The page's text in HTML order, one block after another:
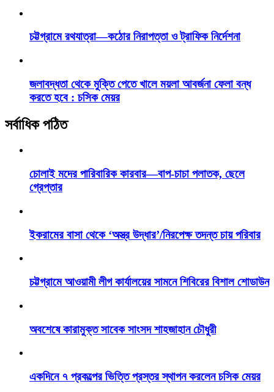
চট্টগ্রামে রথযাত্রা—কঠোর নিরাপত্তা ও ট্রাফিক নির্দেশনা
জলাবদ্ধতা থেকে মুক্তি পেতে খালে ময়লা আবর্জনা ফেলা বন্ধ
করতে হবে : চসিক মেয়র
সর্বাধিক পঠিত
চোলাই মদের পারিবারিক কারবার—বাপ-চাচা পলাতক, ছেলে
গ্রেপ্তার
ইকরামের বাসা থেকে ‘অস্ত্র উদ্ধার’/নিরপেক্ষ তদন্ত চায় পরিবার
চট্টগ্রামে আওয়ামী লীগ কার্যালয়ের সামনে শিবিরের বিশাল শোডাউন
অবশেষে কারামুক্ত সাবেক সাংসদ শাহজাহান চৌধুরী
একদিনে ৭ প্রকল্পের ভিত্তি প্রস্তর স্থাপন করলেন চসিক মেয়র